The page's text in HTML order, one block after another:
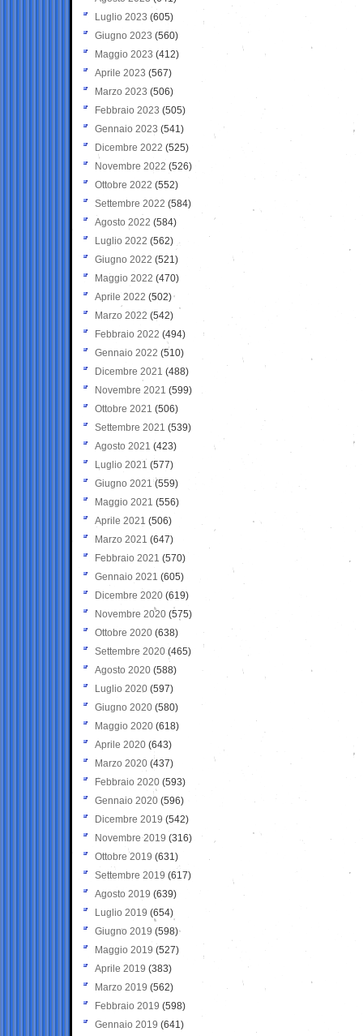
Luglio 2023 (605)
Giugno 2023 (560)
Maggio 2023 (412)
Aprile 2023 (567)
Marzo 2023 (506)
Febbraio 2023 (505)
Gennaio 2023 (541)
Dicembre 2022 (525)
Novembre 2022 (526)
Ottobre 2022 (552)
Settembre 2022 (584)
Agosto 2022 (584)
Luglio 2022 (562)
Giugno 2022 (521)
Maggio 2022 (470)
Aprile 2022 (502)
Marzo 2022 (542)
Febbraio 2022 (494)
Gennaio 2022 (510)
Dicembre 2021 (488)
Novembre 2021 (599)
Ottobre 2021 (506)
Settembre 2021 (539)
Agosto 2021 (423)
Luglio 2021 (577)
Giugno 2021(559)
Maggio 2021 (556)
Aprile 2021 (506)
Marzo 2021 (647)
Febbraio 2021 (570)
Gennaio 2021 (605)
Dicembre 2020 (619)
Novembre 2020 (575)
Ottobre 2020 (638)
Settembre 2020(465)
Agosto 2020 (588)
Luglio 2020 (597)
Giugno 2020 (580)
Maggio 2020 (618)
Aprile 2020 (643)
Marzo 2020 (437)
Febbraio 2020 (593)
Gennaio 2020 (596)
Dicembre 2019 (542)
Novembre 2019 (316)
Ottobre 2019 (631)
Settembre 2019 (617)
Agosto 2019 (639)
Luglio 2019 (654)
Giugno 2019 (598)
Maggio 2019 (527)
Aprile 2019 (383)
Marzo 2019 (562)
Febbraio 2019 (598)
Gennaio 2019 (641)